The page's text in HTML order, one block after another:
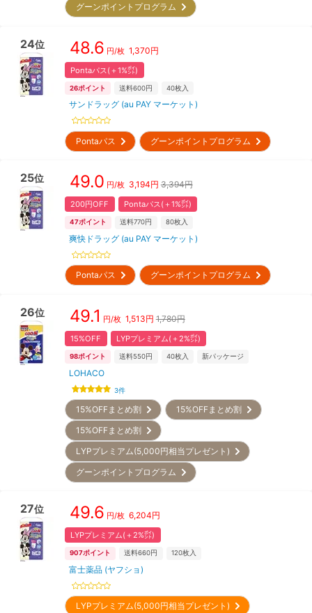
グーンポイントプログラム
24位 48.6 円/枚 1,370円
Pontaパス(＋1%㌽)
26ポイント 送料600円 40枚入
サンドラッグ (au PAY マーケット)
Pontaパス グーンポイントプログラム
25位 49.0 円/枚 3,194円 3,394円
200円OFF Pontaパス(＋1%㌽)
47ポイント 送料770円 80枚入
爽快ドラッグ (au PAY マーケット)
Pontaパス グーンポイントプログラム
26位 49.1 円/枚 1,513円 1,780円
15%OFF LYPプレミアム(＋2%㌽)
98ポイント 送料550円 40枚入 新パッケージ
LOHACO
3件
15%OFFまとめ割
15%OFFまとめ割
15%OFFまとめ割
LYPプレミアム(5,000円相当プレゼント)
グーンポイントプログラム
27位 49.6 円/枚 6,204円
LYPプレミアム(＋2%㌽)
907ポイント 送料660円 120枚入
富士薬品 (ヤフショ)
LYPプレミアム(5,000円相当プレゼント)